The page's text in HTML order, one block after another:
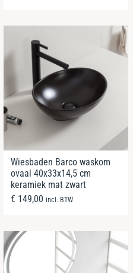
Wiesbaden Barco waskom
ovaal 40x33x14,5 cm
keramiek mat zwart
€ 149,00 incl. BTW